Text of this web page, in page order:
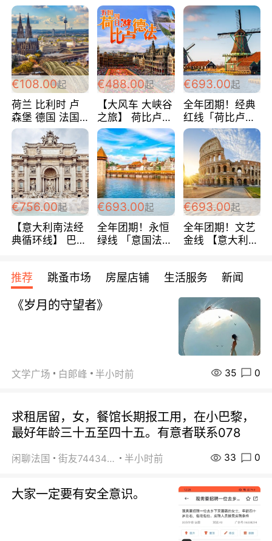
€108.00起
荷兰 比利时 卢
森堡 德国 法国
超爽玩遍西欧 循
环线 全程四星宾
馆 108欧/人/天
€488.00起
【大风车 大峡谷
之旅】 荷比卢德
法 巴黎上下 经
典五国四日游
488欧/人
€693.00起
全年团期！经典
红线「荷比卢德
法」七天循环 五
国 仅售99欧/人/
天！巴黎上下！
包拼房~
€756.00起
【意大利南法经
典循环线】 巴黎
宾馆 108欧/天起
全程756欧/位
€693.00起
全年团期！永恒
绿线 「意国法
欧/天起 ~包拼房
€693.00起
全年团期！文艺
金线 【意大利一
每周铁发！
推荐 跳蚤市场 房屋店铺 生活服务 新闻
《岁月的守望者》
文学广场 白郞峰 半小时前 35 0
求租居留，女，餐馆长期报工用，在小巴黎，
最好年龄三十五至四十五。有意者联系078
闲聊法国 街友74434350 半小时前 33 0
大家一定要有安全意识。